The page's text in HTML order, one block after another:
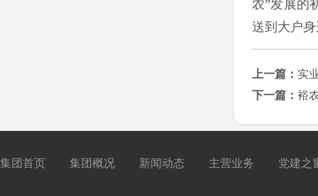
农”发展的
送到大户
上一篇： 实
下一篇： 裕
集团首页 集团概况 新闻动态 主营业务 党建之